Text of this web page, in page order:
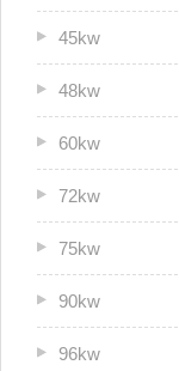
45kw
48kw
60kw
72kw
75kw
90kw
96kw